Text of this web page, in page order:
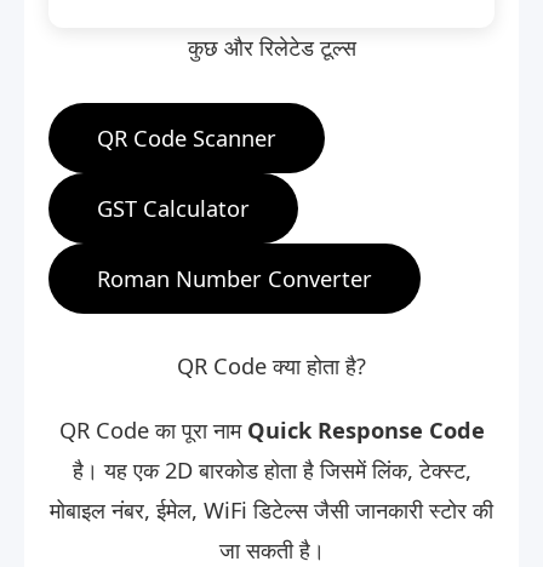
कुछ और रिलेटेड टूल्स
QR Code Scanner
GST Calculator
Roman Number Converter
QR Code क्या होता है?
QR Code का पूरा नाम Quick Response Code
है। यह एक 2D बारकोड होता है जिसमें लिंक, टेक्स्ट,
मोबाइल नंबर, ईमेल, WiFi डिटेल्स जैसी जानकारी स्टोर की
जा सकती है।